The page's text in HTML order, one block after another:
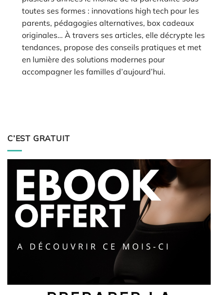
toutes ses formes : innovations high tech pour les
parents, pédagogies alternatives, box cadeaux
originales… À travers ses articles, elle décrypte les
tendances, propose des conseils pratiques et met
en lumière des solutions modernes pour
accompagner les familles d’aujourd’hui.
C’EST GRATUIT